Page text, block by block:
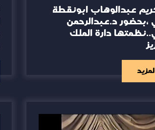
عبدالوهاب ابونقطة
،بحضور د.عبدالرحمن
دارة الملك